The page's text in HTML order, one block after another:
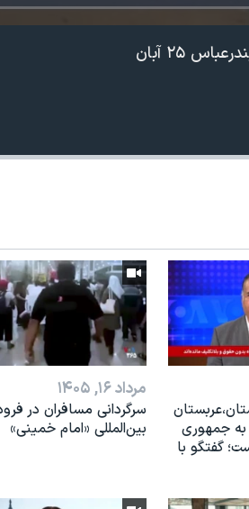
۲۵ آبان
به جمهوری
گفتگو با
مرداد ۱۶, ۱۴۰۵
سرگردانی مسافران در
بین‌المللی «امام خمینی»